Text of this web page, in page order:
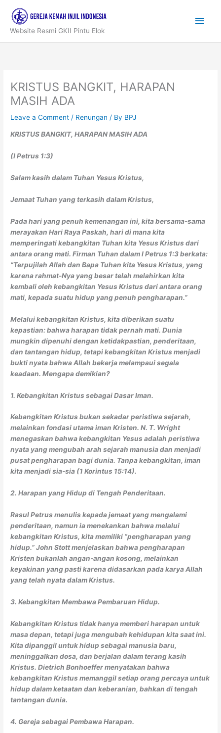
content
Website Resmi GKII Pintu Elok
Main
KRISTUS BANGKIT, HARAPAN
MASIH ADA
Leave a Comment / Renungan / By BPJ
KRISTUS BANGKIT,HARAPAN MASIH ADA
(I Petrus 1:3)
Salam kasih dalam Tuhan Yesus Kristus,
Jemaat Tuhan yang terkasih dalam Kristus,
Pada hari yang penuh kemenangan ini, kita bersama-sama
merayakan Hari Raya Paskah, hari di mana kita
memperingati kebangkitan Tuhan kita Yesus Kristus dari
antara orang mati. Firman Tuhan dalam I Petrus 1:3 berkata:
“Terpujilah Allah dan Bapa Tuhan kita Yesus Kristus, yang
karena rahmat-Nya yang besar telah melahirkan kita
kembali oleh kebangkitan Yesus Kristus dari antara orang
mati, kepada suatu hidup yang penuh pengharapan.”
Melalui kebangkitan Kristus, kita diberikan suatu
kepastian: bahwa harapan tidak pernah mati. Dunia
mungkin dipenuhi dengan ketidakpastian, penderitaan,
dan tantangan hidup, tetapi kebangkitan Kristus menjadi
bukti nyata bahwa Allah bekerja melampaui segala
keadaan. Mengapa demikian?
1. Kebangkitan Kristus sebagai Dasar Iman.
Kebangkitan Kristus bukan sekadar peristiwa sejarah,
melainkan fondasi utama iman Kristen. N. T. Wright
menegaskan bahwa kebangkitan Yesus adalah peristiwa
nyata yang mengubah arah sejarah manusia dan menjadi
pusat pengharapan bagi dunia. Tanpa kebangkitan, iman
kita menjadi sia-sia (1 Korintus 15:14).
2. Harapan yang Hidup di Tengah Penderitaan.
Rasul Petrus menulis kepada jemaat yang mengalami
penderitaan, namun ia menekankan bahwa melalui
kebangkitan Kristus, kita memiliki “pengharapan yang
hidup.” John Stott menjelaskan bahwa pengharapan
Kristen bukanlah angan-angan kosong, melainkan
keyakinan yang pasti karena didasarkan pada karya Allah
yang telah nyata dalam Kristus.
3. Kebangkitan Membawa Pembaruan Hidup.
Kebangkitan Kristus tidak hanya memberi harapan untuk
masa depan, tetapi juga mengubah kehidupan kita saat ini.
Kita dipanggil untuk hidup sebagai manusia baru,
meninggalkan dosa, dan berjalan dalam terang kasih
Kristus. Dietrich Bonhoeffer menyatakan bahwa
kebangkitan Kristus memanggil setiap orang percaya untuk
hidup dalam ketaatan dan keberanian, bahkan di tengah
tantangan dunia.
4. Gereja sebagai Pembawa Harapan.